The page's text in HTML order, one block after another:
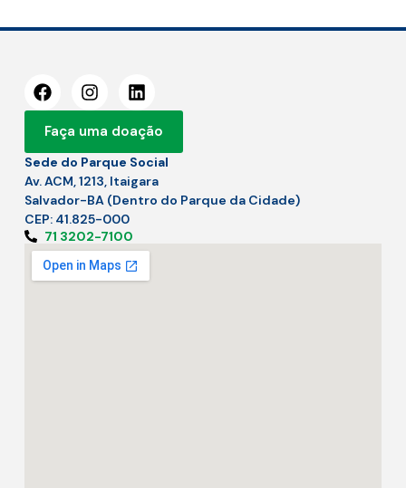
Faça uma doação
Sede do Parque Social
Av. ACM, 1213, Itaigara
Salvador-BA (Dentro do Parque da Cidade)
CEP: 41.825-000
71 3202-7100